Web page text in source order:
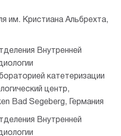
им. Кристиана Альбрехта,
Внутренней
катетеризации
центр,
Bad Segeberg, Германия
Внутренней